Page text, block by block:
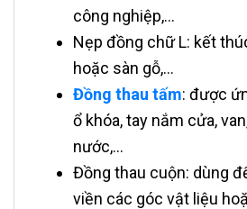
công nghiệp,…
Nẹp đồng chữ L: kết
hoặc sàn gỗ,…
Đồng thau tấm: được
ổ khóa, tay nắm cửa,
nước,…
Đồng thau cuộn: dùng
viền các góc vật liệu